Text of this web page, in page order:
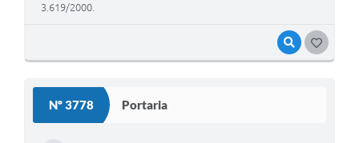
VISUALIZAR
3.619/2000.
Nº 3778 Portaria